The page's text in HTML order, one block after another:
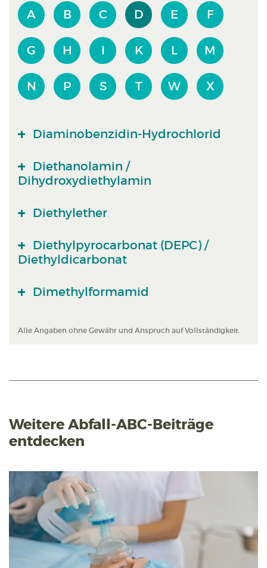
A B C D E F
G H I K L M
N P S T W X
Diaminobenzidin-Hydrochlorid
Diethanolamin /
Dihydroxydiethylamin
Diethylether
Diethylpyrocarbonat (DEPC) /
Diethyldicarbonat
Dimethylformamid
Alle Angaben ohne Gewähr und Anspruch auf Vollständigkeit.
Weitere Abfall-ABC-Beiträge
entdecken